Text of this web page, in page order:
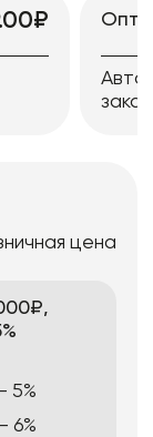
цена
5%
6%